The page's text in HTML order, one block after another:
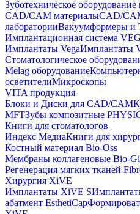
Зуботехническое
CAD/CAM материалыCAD/
лабораторииВакуумформеры и
Имплантационная система
Имплантаты VegaИмплантаты
Стоматологическое
Melag оборудование
осветителиМикроскопы
VITA продукция
Блоки и Диски для CAD/CAM
MFTЗубы композитные
Книги для стоматологов
Индекс МедиаКниги для
Костный материал Bio-Oss
Мембраны коллагеновые Bio-
Регенерация мягких тканей
Хирургия XiVE
Имплантаты XiVE S
абатмент EsthetiCap